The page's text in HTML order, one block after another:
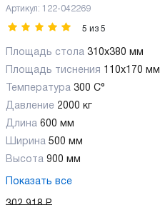
Артикул: 122-042269
5 из 5
Площадь стола 310х380 мм
Площадь тиснения 110х170 мм
Температура 300 С°
Давление 2000 кг
Длина 600 мм
Ширина 500 мм
Высота 900 мм
Показать все